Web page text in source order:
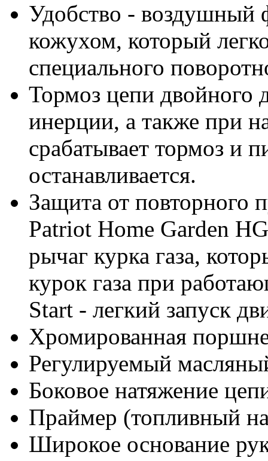
Удобство - воздушный
кожухом, который
специального
Тормоз цепи двойного
инерции, а также при
срабатывает тормоз и
останавливается.
Защита от повторного
Patriot Home Garden
рычаг курка газа,
курок газа при
Start - легкий запуск
Хромированная
Регулируемый
Боковое натяжение
Праймер (топливный
Широкое основание